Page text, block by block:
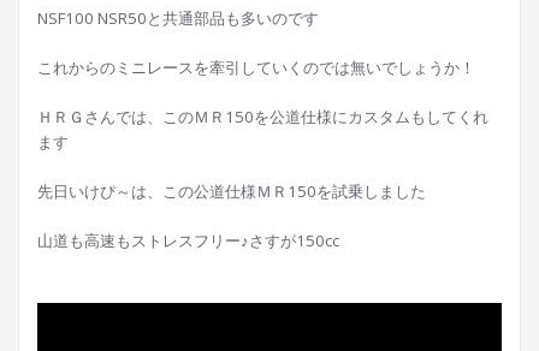
NSF100 NSR50と共通部品も多いのです
これからのミニレースを牽引していくのでは無いでしょうか！
ＨＲＧさんでは、このＭＲ150を公道仕様にカスタムもしてくれ
ます
先日いけぴ～は、この公道仕様ＭＲ150を試乗しました
山道も高速もストレスフリー♪さすが150cc